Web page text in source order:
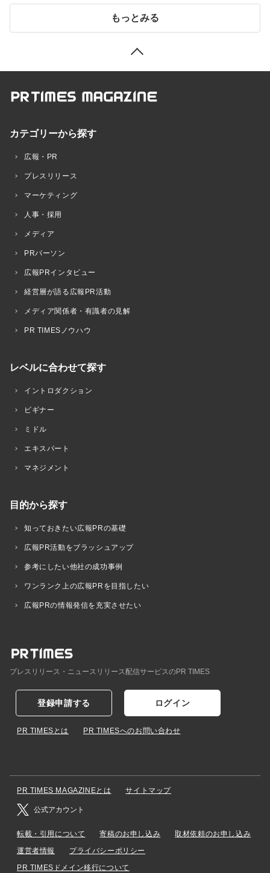
もっとみる
カテゴリーから探す
広報・PR
プレスリリース
マーケティング
人事・採用
メディア
PRパーソン
広報PRインタビュー
経営層が語る広報PR活動
メディア関係者・有識者の見解
PR TIMESノウハウ
レベルに合わせて探す
イントロダクション
ビギナー
ミドル
エキスパート
マネジメント
目的から探す
知っておきたい広報PRの基礎
広報PR活動をブラッシュアップ
参考にしたい他社の成功事例
ワンランク上の広報PRを目指したい
広報PRの情報発信を充実させたい
プレスリリース・ニュースリリース配信サービスのPR TIMES
登録申請する ログイン
PR TIMESとは PR TIMESへのお問い合わせ
PR TIMES MAGAZINEとは サイトマップ
公式アカウント
転載・引用について 寄稿のお申し込み
取材依頼のお申し込み
運営者情報
プライバシーポリシー
PR TIMESドメイン移行について